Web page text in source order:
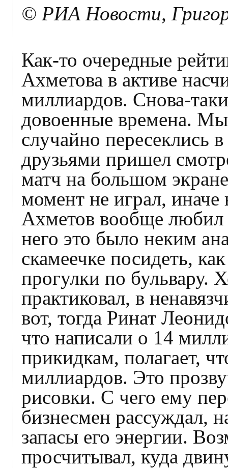
© РИА Новости,
Как-то очередные
Ахметова в активе
миллиардов. Снова-
довоенные времена.
случайно пересеклись
друзьями пришел
матч на большом
момент не играл,
Ахметов вообще любил
него это было неким
скамеечке посидеть,
прогулки по бульвару.
практиковал, в
вот, тогда Ринат
что написали о 14
прикидкам, полагает,
миллиардов. Это
рисовки. С чего ему
бизнесмен рассуждал,
запасы его энергии.
просчитывал, куда